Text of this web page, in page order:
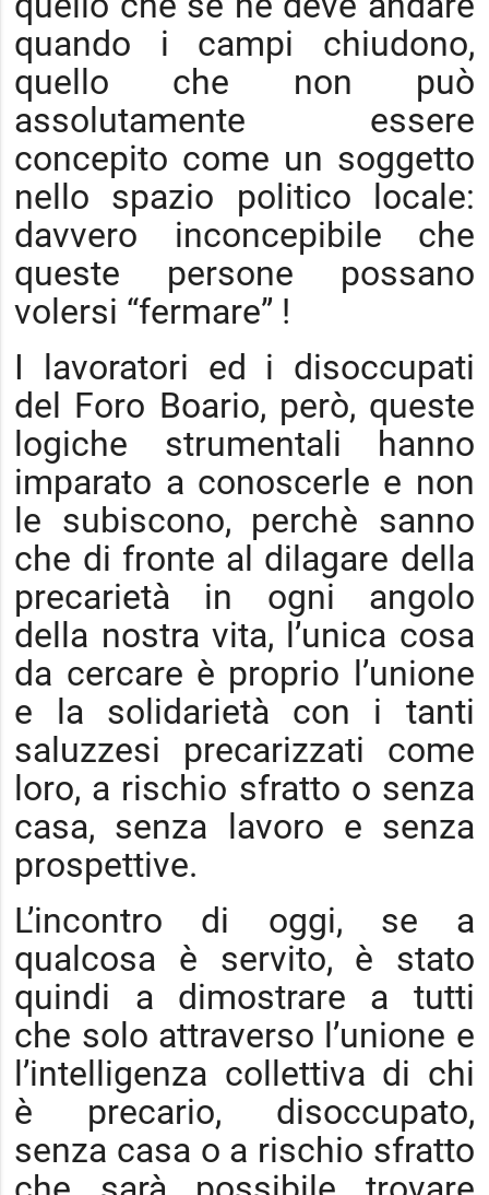
quando i campi chiudono,
quello che non può
assolutamente essere
concepito come un soggetto
nello spazio politico locale:
davvero inconcepibile che
queste persone possano
volersi “fermare” !
I lavoratori ed i disoccupati
del Foro Boario, però, queste
logiche strumentali hanno
imparato a conoscerle e non
le subiscono, perchè sanno
che di fronte al dilagare della
precarietà in ogni angolo
della nostra vita, l’unica cosa
da cercare è proprio l’unione
e la solidarietà con i tanti
saluzzesi precarizzati come
loro, a rischio sfratto o senza
casa, senza lavoro e senza
prospettive.
L’incontro di oggi, se a
qualcosa è servito, è stato
quindi a dimostrare a tutti
che solo attraverso l’unione e
l’intelligenza collettiva di chi
è precario, disoccupato,
senza casa o a rischio sfratto